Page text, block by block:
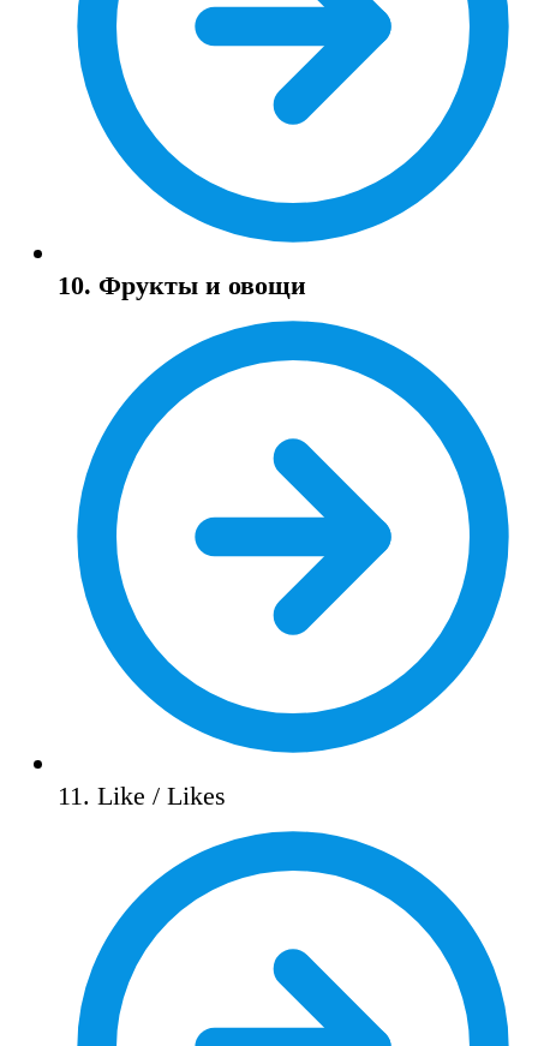
10. Фрукты и овощи
11. Like / Likes